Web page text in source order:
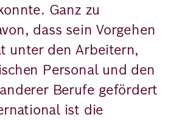
Ganz zu
dass sein Vorgehen
unter den Arbeitern,
Personal und den
Berufe gefördert
ist die